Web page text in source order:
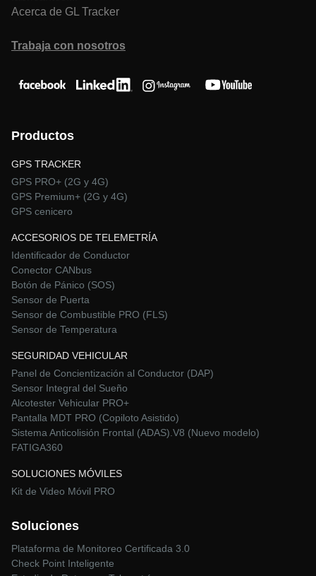
Acerca de GL Tracker
Trabaja con nosotros
Productos
GPS TRACKER
GPS PRO+ (2G y 4G)
GPS Premium+ (2G y 4G)
GPS cenicero
ACCESORIOS DE TELEMETRÍA
Identificador de Conductor
Conector CANbus
Botón de Pánico (SOS)
Sensor de Puerta
Sensor de Combustible PRO (FLS)
Sensor de Temperatura
SEGURIDAD VEHICULAR
Panel de Concientización al Conductor (DAP)
Sensor Integral del Sueño
Alcotester Vehicular PRO+
Pantalla MDT PRO (Copiloto Asistido)
Sistema Anticolisión Frontal (ADAS).V8 (Nuevo modelo)
FATIGA360
SOLUCIONES MÓVILES
Kit de Video Móvil PRO
Soluciones
Plataforma de Monitoreo Certificada 3.0
Check Point Inteligente